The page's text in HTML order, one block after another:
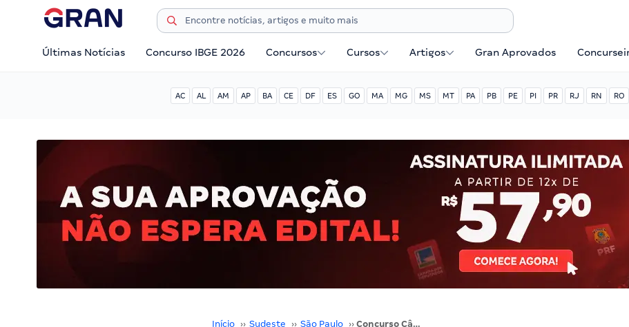
Últimas Notícias Concurso IBGE 2026 Concursos Cursos Artigos Gran Aprovados
AC AL AM AP BA CE DF ES GO MA MG MS MT PA PB PE PI PR RJ RN RO
Início ›› Sudeste ›› São Paulo ›› Concurso Câmara de Auriflama SP: inicial R$ 6,1 mil. VEJA!